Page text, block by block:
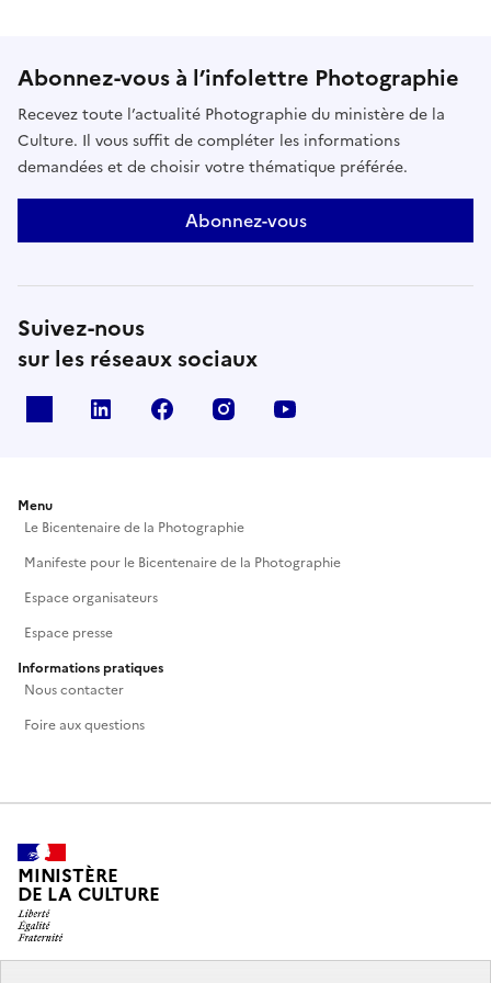
Abonnez-vous à l’infolettre Photographie
Recevez toute l’actualité Photographie du ministère de la
Culture. Il vous suffit de compléter les informations
demandées et de choisir votre thématique préférée.
Abonnez-vous
Suivez-nous
sur les réseaux sociaux
Linkedin Facebook Instagram
Menu
Le Bicentenaire de la Photographie
Manifeste pour le Bicentenaire de la Photographie
Espace organisateurs
Espace presse
Informations pratiques
Nous contacter
Foire aux questions
MINISTÈRE
DE LA CULTURE